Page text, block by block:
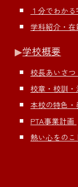
１分でわか
学科紹介・
▶︎学校概要
校長あいさつ
校章・校訓・
本校の特色
PTA事業計画
熱い心をのこ